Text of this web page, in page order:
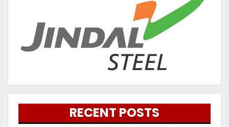
RECENT POSTS